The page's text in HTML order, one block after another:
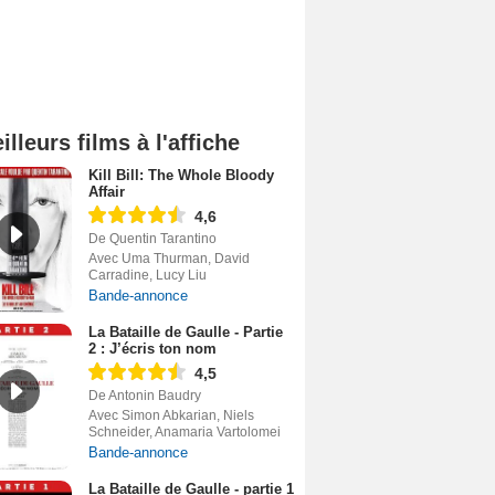
films à l'affiche
Kill Bill: The Whole Bloody
Affair
4,6
De Quentin Tarantino
Avec Uma Thurman, David
Carradine, Lucy Liu
Bande-annonce
La Bataille de Gaulle - Partie
2 : J’écris ton nom
4,5
De Antonin Baudry
Avec Simon Abkarian, Niels
Schneider, Anamaria Vartolomei
Bande-annonce
La Bataille de Gaulle - partie 1